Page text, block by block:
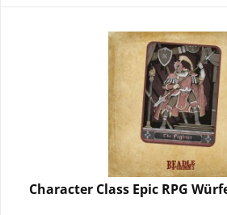
Character Class Epic RPG